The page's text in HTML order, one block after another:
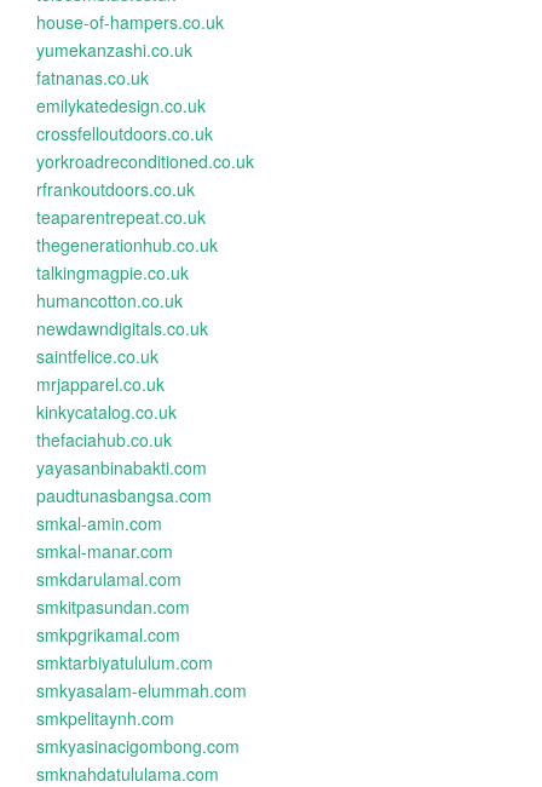
house-of-hampers.co.uk
yumekanzashi.co.uk
fatnanas.co.uk
emilykatedesign.co.uk
crossfelloutdoors.co.uk
yorkroadreconditioned.co.uk
rfrankoutdoors.co.uk
teaparentrepeat.co.uk
thegenerationhub.co.uk
talkingmagpie.co.uk
humancotton.co.uk
newdawndigitals.co.uk
saintfelice.co.uk
mrjapparel.co.uk
kinkycatalog.co.uk
thefaciahub.co.uk
yayasanbinabakti.com
paudtunasbangsa.com
smkal-amin.com
smkal-manar.com
smkdarulamal.com
smkitpasundan.com
smkpgrikamal.com
smktarbiyatululum.com
smkyasalam-elummah.com
smkpelitaynh.com
smkyasinacigombong.com
smknahdatululama.com